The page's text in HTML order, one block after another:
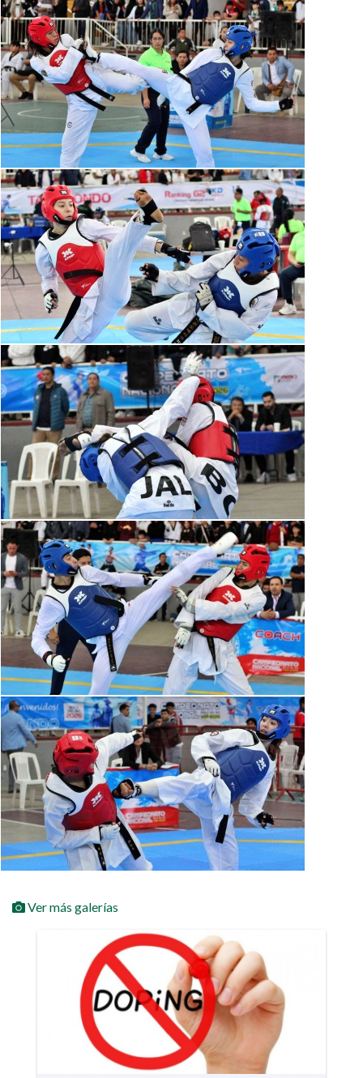
Ver más galerías